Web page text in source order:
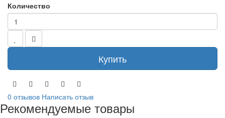
Количество
Купить
0 отзывов Написать отзыв
Рекомендуемые товары